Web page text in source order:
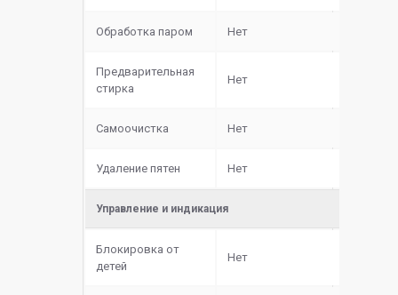
Обработка паром Нет
Предварительная
стирка
Нет
Самоочистка Нет
Удаление пятен Нет
Управление и индикация
Блокировка от
детей
Нет